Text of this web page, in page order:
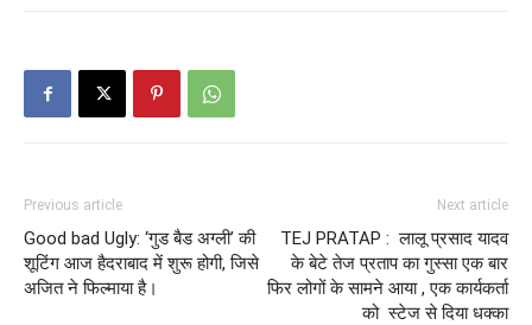
Previous article
Good bad Ugly: ‘गुड बैड अग्ली’ की
शूटिंग आज हैदराबाद में शुरू होगी, जिसे
अजित ने फिल्माया है।
Next article
TEJ PRATAP : लालू प्रसाद यादव
के बेटे तेज प्रताप का गुस्सा एक बार
फिर लोगों के सामने आया , एक कार्यकर्ता
को स्टेज से दिया धक्का